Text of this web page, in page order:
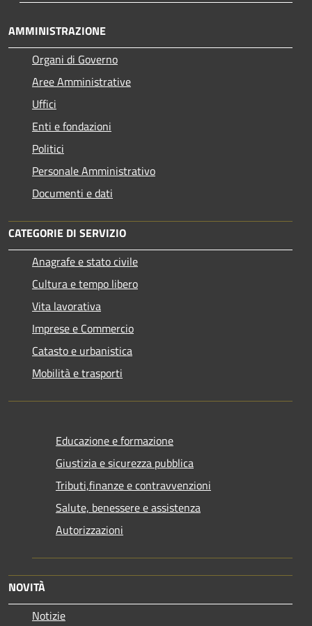
AMMINISTRAZIONE
Organi di Governo
Aree Amministrative
Uffici
Enti e fondazioni
Politici
Personale Amministrativo
Documenti e dati
CATEGORIE DI SERVIZIO
Anagrafe e stato civile
Cultura e tempo libero
Vita lavorativa
Imprese e Commercio
Catasto e urbanistica
Mobilità e trasporti
Educazione e formazione
Giustizia e sicurezza pubblica
Tributi,finanze e contravvenzioni
Salute, benessere e assistenza
Autorizzazioni
NOVITÀ
Notizie